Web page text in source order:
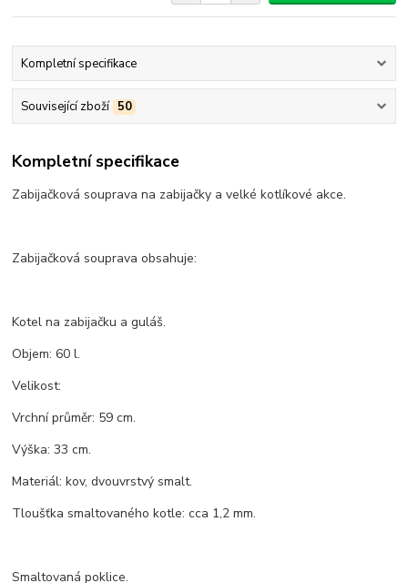
Kompletní specifikace
Související zboží 50
Kompletní specifikace
Zabijačková souprava na zabijačky a velké kotlíkové akce.
Zabijačková souprava obsahuje:
Kotel na zabijačku a guláš.
Objem: 60 l.
Velikost:
Vrchní průměr: 59 cm.
Výška: 33 cm.
Materiál: kov, dvouvrstvý smalt.
Tloušťka smaltovaného kotle: cca 1,2 mm.
Smaltovaná poklice.